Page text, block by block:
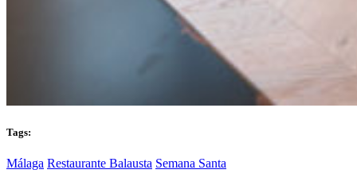
Tags:
Málaga Restaurante Balausta Semana Santa